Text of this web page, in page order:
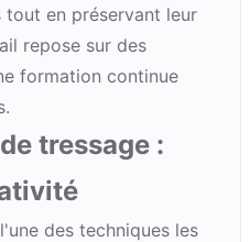
tout en préservant leur
repose sur des
formation continue
tressage :
des techniques les